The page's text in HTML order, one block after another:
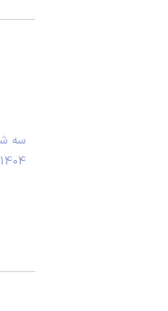
1404